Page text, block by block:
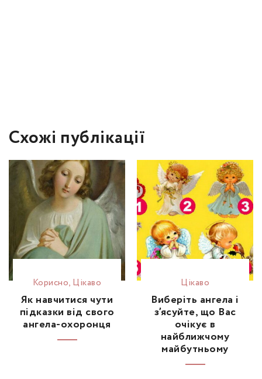
Схожі публікації
Корисно, Цікаво
Як навчитися чути
підказки від свого
ангела-охоронця
Цікаво
Виберіть ангела і
з’ясуйте, що Вас
очікує в
найближчому
майбутньому